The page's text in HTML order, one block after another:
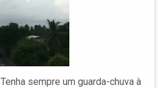
Tenha sempre um guarda-chuva à